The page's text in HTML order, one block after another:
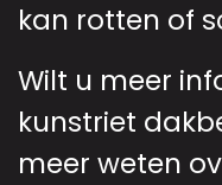
kan rotten of
Wilt u meer
kunstriet
meer weten